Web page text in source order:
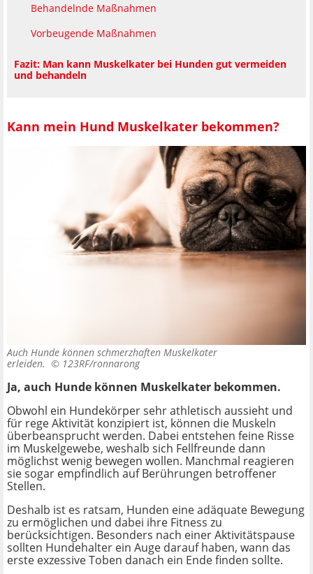
Behandelnde Maßnahmen
Vorbeugende Maßnahmen
Fazit: Man kann Muskelkater bei Hunden gut vermeiden
und behandeln
Kann mein Hund Muskelkater bekommen?
Auch Hunde können schmerzhaften Muskelkater
erleiden. © 123RF/ronnarong
Ja, auch Hunde können Muskelkater bekommen.
Obwohl ein Hundekörper sehr athletisch aussieht und
für rege Aktivität konzipiert ist, können die Muskeln
überbeansprucht werden. Dabei entstehen feine Risse
im Muskelgewebe, weshalb sich Fellfreunde dann
möglichst wenig bewegen wollen. Manchmal reagieren
sie sogar empfindlich auf Berührungen betroffener
Stellen.
Deshalb ist es ratsam, Hunden eine adäquate Bewegung
zu ermöglichen und dabei ihre Fitness zu
berücksichtigen. Besonders nach einer Aktivitätspause
sollten Hundehalter ein Auge darauf haben, wann das
erste exzessive Toben danach ein Ende finden sollte.